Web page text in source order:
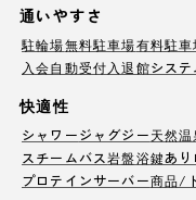
通いやすさ
駐輪場無料駐車場有料駐車
入会自動受付 入退館シス
快適性
シャワージャグジー天然温
スチームバス岩盤浴鍵あ
プロテインサーバー商品/